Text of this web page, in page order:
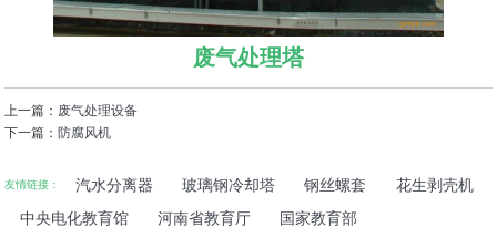
废气处理塔
上一篇： 废气处理设备
下一篇：防腐风机
友情链接： 汽水分离器 玻璃钢冷却塔 钢丝螺套
花生剥壳机
中央电化教育馆
河南省教育厅
国家教育部